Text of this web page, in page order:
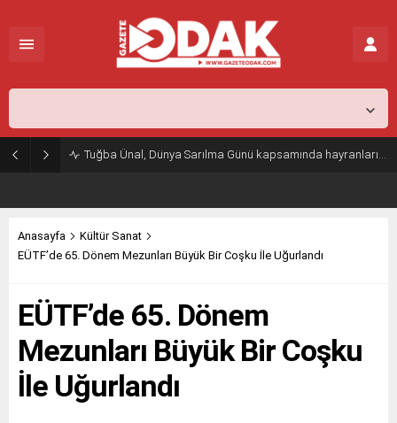
Tuğba Ünal, Dünya Sarılma Günü kapsamında hayranlarıyla buluştu
Anasayfa
Kültür Sanat
EÜTF’de 65. Dönem Mezunları Büyük Bir Coşku İle Uğurlandı
EÜTF’de 65. Dönem
Mezunları Büyük Bir Coşku
İle Uğurlandı